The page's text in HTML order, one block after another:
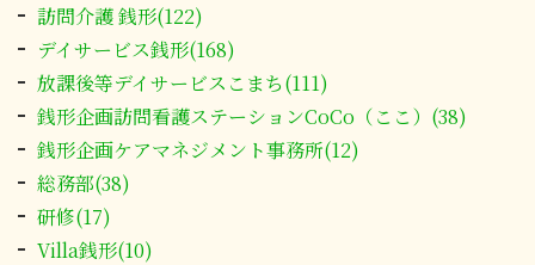
訪問介護 銭形(122)
デイサービス銭形(168)
放課後等デイサービスこまち(111)
銭形企画訪問看護ステーションCoCo（ここ）(38)
銭形企画ケアマネジメント事務所(12)
総務部(38)
研修(17)
Villa銭形(10)